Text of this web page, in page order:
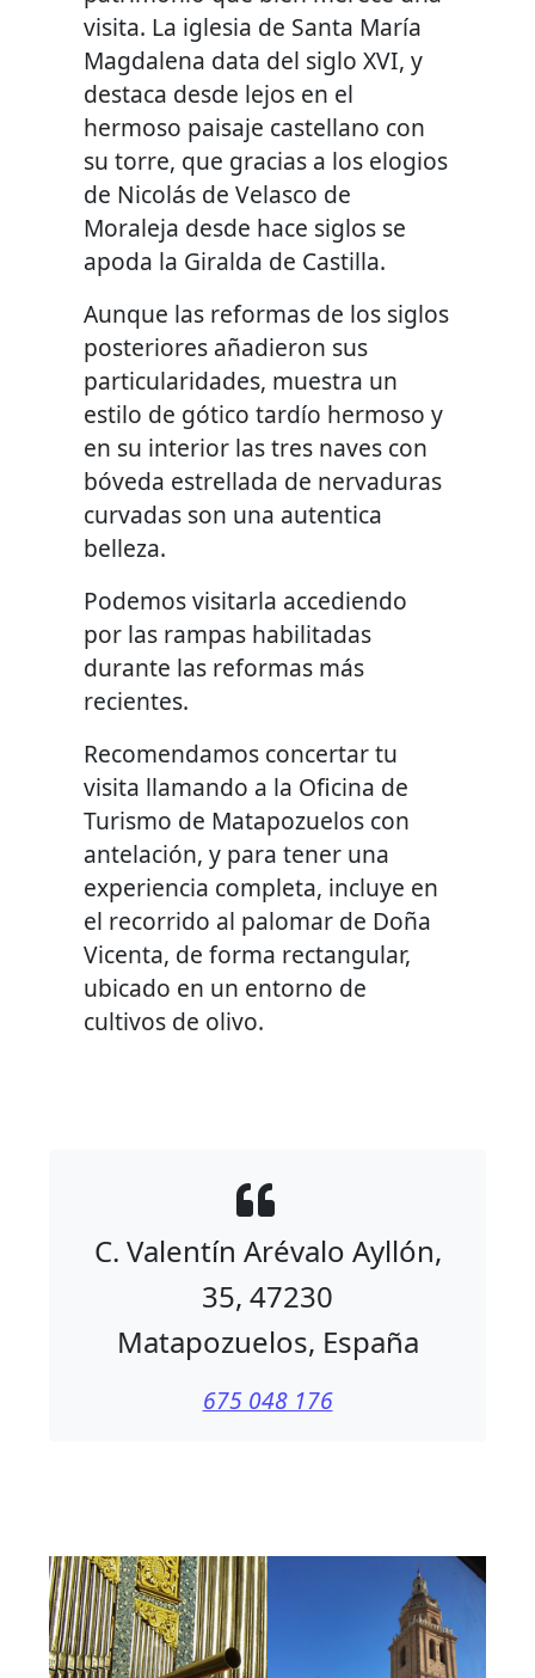
visita. La iglesia de Santa María
Magdalena data del siglo XVI, y
destaca desde lejos en el
hermoso paisaje castellano con
su torre, que gracias a los elogios
de Nicolás de Velasco de
Moraleja desde hace siglos se
apoda la Giralda de Castilla.
Aunque las reformas de los siglos
posteriores añadieron sus
particularidades, muestra un
estilo de gótico tardío hermoso y
en su interior las tres naves con
bóveda estrellada de nervaduras
curvadas son una autentica
belleza.
Podemos visitarla accediendo
por las rampas habilitadas
durante las reformas más
recientes.
Recomendamos concertar tu
visita llamando a la Oficina de
Turismo de Matapozuelos con
antelación, y para tener una
experiencia completa, incluye en
el recorrido al palomar de Doña
Vicenta, de forma rectangular,
ubicado en un entorno de
cultivos de olivo.
C. Valentín Arévalo Ayllón,
35, 47230
Matapozuelos, España
675 048 176